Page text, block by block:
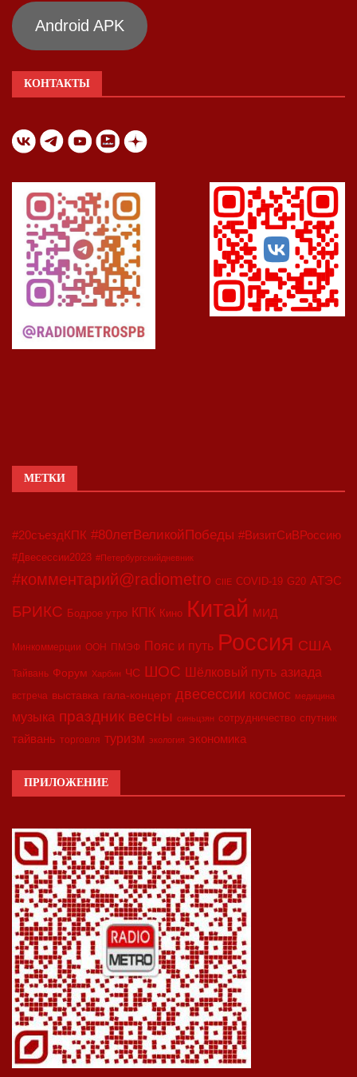
Android APK
КОНТАКТЫ
МЕТКИ
#20съездКПК #80летВеликойПобеды #ВизитСиВРоссию
#Двесессии2023 #Петербургскийдневник
#комментарий@radiometro CIIE COVID-19 G20 АТЭС
БРИКС Бодрое утро КПК Кино Китай МИД
Минкоммерции ООН ПМЭФ Пояс и путь Россия США
Тайвань Форум Харбин ЧС ШОС Шёлковый путь азиада
встреча выставка гала-концерт двесессии космос медицина
музыка праздник весны синьцзян сотрудничество спутник
тайвань торговля туризм экология экономика
ПРИЛОЖЕНИЕ